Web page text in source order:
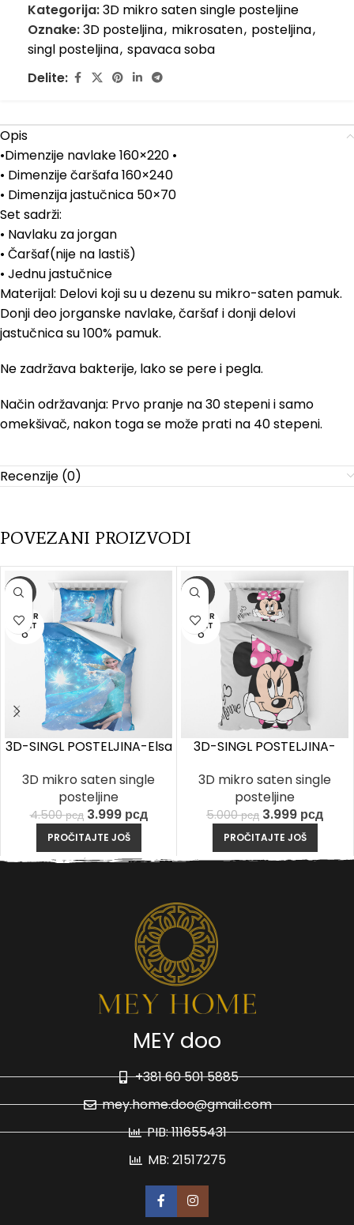
Kategorija:3D mikro saten single posteljine
Oznake:3D posteljina, mikrosaten, posteljina,
singl posteljina, spavaca soba
Delite:
Opis
•Dimenzije navlake 160×220 •
• Dimenzije čaršafa 160×240
• Dimenzija jastučnica 50×70
Set sadrži:
• Navlaku za jorgan
• Čaršaf(nije na lastiš)
• Jednu jastučnice
Materijal: Delovi koji su u dezenu su mikro-saten pamuk.
Donji deo jorganske navlake, čaršaf i donji delovi
jastučnica su 100% pamuk.
Ne zadržava bakterije, lako se pere i pegla.
Način održavanja: Prvo pranje na 30 stepeni i samo
omekšivač, nakon toga se može prati na 40 stepeni.
Recenzije (0)
POVEZANI PROIZVODI
-11%
RASPR
ODAT
O
3D-SINGL POSTELJINA-Elsa
3D mikro saten single
posteljine
4.500рсд 3.999 рсд
PROČITAJTE JOŠ
-20%
RASPR
ODAT
O
3D-SINGL POSTELJINA-
3D mikro saten single
posteljine
5.000рсд 3.999 рсд
PROČITAJTE JOŠ
MEY doo
+381 60 501 5885
mey.home.doo@gmail.com
PIB: 111655431
MB: 21517275